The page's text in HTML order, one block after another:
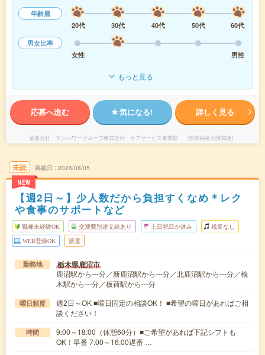
年齢層
20代
30代 40代 50代
60代
男女比率
女性
男性
もっと見る
応募へ進む 気になる! 詳しく見る
派遣会社 マンパワーグループ株式会社 ケアサービス事業部 （医療福祉介護関連）
未読
NEW
掲載日 2026/08/05
【週2日～】少人数だから負担すくなめ＊レク
や食事のサポートなど
職種未経験OK 交通費別途支給あり 土日祝日が休み 残業なし
WEB登録OK 派遣
勤務地 栃木県鹿沼市
鹿沼駅から---分／新鹿沼駅から---分／北鹿沼駅から---分／楡
木駅から---分／板荷駅から---分
曜日頻度
週2日～OK ■曜日固定の相談OK！ ■希望の曜日があればご相
談ください！
時間
9:00～18:00（休憩60分）■ご希望があれば下記シフトも
OK！早番 7:00～16:00遅番 …